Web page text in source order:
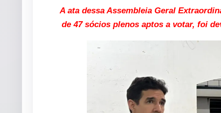
A ata dessa Assembleia Geral
de 47 sócios plenos aptos a votar, foi